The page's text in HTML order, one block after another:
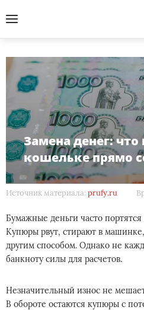
Замена денег: что
кошельке прямо
Источник материала: prufy.ru
Бумажные деньги часто
Купюры рвут, стирают в
другим способом. Однако не
банкноту силы для расчетов.
Незначительный износ не
В обороте остаются купюры с